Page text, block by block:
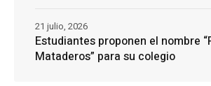
Estudiantes proponen el nombre
Mataderos” para su colegio
21 julio, 2026